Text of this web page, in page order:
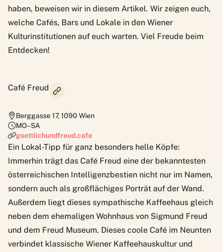
haben, beweisen wir in diesem Artikel. Wir zeigen euch,
welche Cafés, Bars und Lokale in den Wiener
Kulturinstitutionen auf euch warten. Viel Freude beim
Entdecken!
Café Freud
Berggasse 17,1090 Wien
MO–SA
goettlichundfreud.cafe
Ein Lokal-Tipp für ganz besonders helle Köpfe:
Immerhin trägt das Café Freud eine der bekanntesten
österreichischen Intelligenzbestien nicht nur im Namen,
sondern auch als großflächiges Porträt auf der Wand.
Außerdem liegt dieses sympathische Kaffeehaus gleich
neben dem ehemaligen Wohnhaus von Sigmund Freud
und dem Freud Museum. Dieses coole Café im Neunten
verbindet klassische Wiener Kaffeehauskultur und